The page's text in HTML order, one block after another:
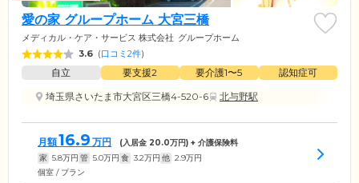
愛の家 グループホーム 大宮三橋
メディカル・ケア・サービス 株式会社 グループホーム
3.6 (口コミ2件)
自立 要支援2 要介護1〜5
認知症可
埼玉県さいたま市大宮区三橋4-520-6
北与野駅
月額16.9 万円 (入居金 20.0万円) + 介護保険料
家 5.8万円 管 5.0万円 食 3.2万円 他 2.9万円
個室 / プラン